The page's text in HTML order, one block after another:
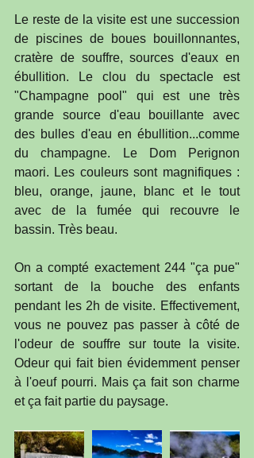
Le reste de la visite est une succession
de piscines de boues bouillonnantes,
cratère de souffre, sources d'eaux en
ébullition. Le clou du spectacle est
"Champagne pool" qui est une très
grande source d'eau bouillante avec
des bulles d'eau en ébullition...comme
du champagne. Le Dom Perignon
maori. Les couleurs sont magnifiques :
bleu, orange, jaune, blanc et le tout
avec de la fumée qui recouvre le
bassin. Très beau.
On a compté exactement 244 "ça pue"
sortant de la bouche des enfants
pendant les 2h de visite. Effectivement,
vous ne pouvez pas passer à côté de
l'odeur de souffre sur toute la visite.
Odeur qui fait bien évidemment penser
à l'oeuf pourri. Mais ça fait son charme
et ça fait partie du paysage.